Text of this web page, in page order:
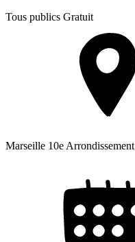
Tous publics Gratuit
Marseille 10e Arrondissement